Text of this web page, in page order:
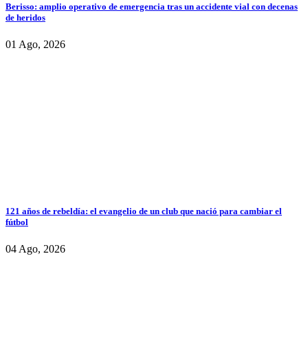
Berisso: amplio operativo de emergencia tras un accidente vial con decenas
de heridos
01 Ago, 2026
121 años de rebeldía: el evangelio de un club que nació para cambiar el
fútbol
04 Ago, 2026